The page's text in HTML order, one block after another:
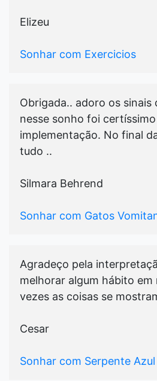
Elizeu
Sonhar com Exercicios
Obrigada.. adoro os sinais
nesse sonho foi certíssimo
implementação. No final
tudo ..
Silmara Behrend
Sonhar com Gatos
Agradeço pela
melhorar algum hábito em
vezes as coisas se
Cesar
Sonhar com Serpente Azul